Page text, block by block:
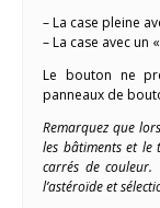
– La case pleine
– La case avec un
Le bouton ne
panneaux de
Remarquez que
les bâtiments et
carrés de
l’astéroïde et